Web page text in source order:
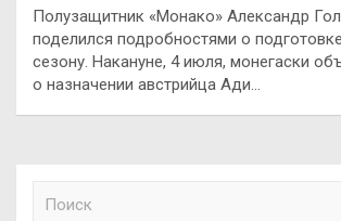
Полузащитник «Монако» Александр
поделился подробностями о
сезону. Накануне, 4 июля, монегаски
о назначении австрийца Ади…